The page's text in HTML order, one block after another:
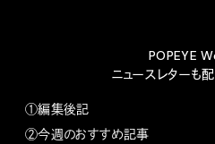
POPEYE
ニュースレターも配
①編集後記
②今週のおすすめ記事